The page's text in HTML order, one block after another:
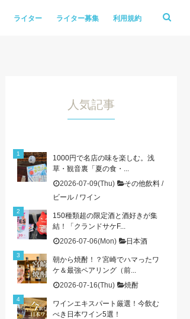
ライター ライター募集 利用規約
人気記事
1000円で名店の味を楽しむ。浅
草・観音裏「夏の食・...
2026-07-09(Thu)
その他飲料 /
ビール / ワイン
150種類超の限定酒と酒好きが集
結！「クランドサケF...
2026-07-06(Mon)
日本酒
朝から焼酎！？宮崎でハマったワ
ケ＆最強ペアリング（前...
2026-07-16(Thu)
焼酎
ワインエキスパート厳選！今飲む
べき日本ワイン5選！